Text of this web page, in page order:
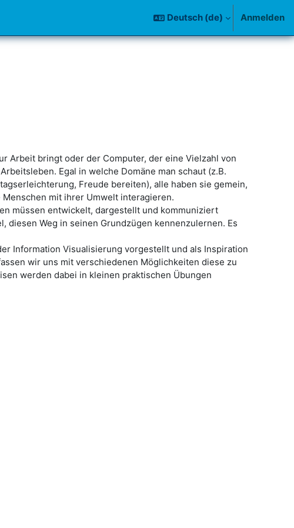
Deutsch ‎(de)‎ Anmelden
Arbeit bringt oder der Computer, der eine Vielzahl von
Egal in welche Domäne man schaut (z.B.
Freude bereiten), alle haben sie gemein,
mit ihrer Umwelt interagieren.
müssen entwickelt, dargestellt und kommuniziert
Weg in seinen Grundzügen kennenzulernen. Es
Information Visualisierung vorgestellt und als Inspiration
wir uns mit verschiedenen Möglichkeiten diese zu
werden dabei in kleinen praktischen Übungen